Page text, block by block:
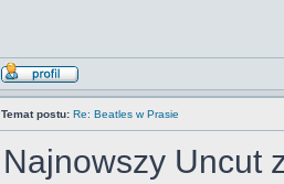
Temat postu: Re: Beatles w Prasie
Najnowszy Uncut